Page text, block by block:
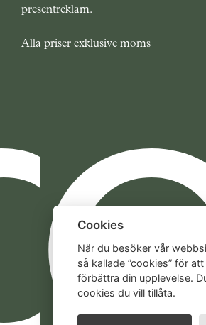
presentreklam.
Alla priser exklusive moms
Cookies
När du besöker vår
så kallade ”cookies” för
förbättra din upplevelse.
cookies du vill tillåta.